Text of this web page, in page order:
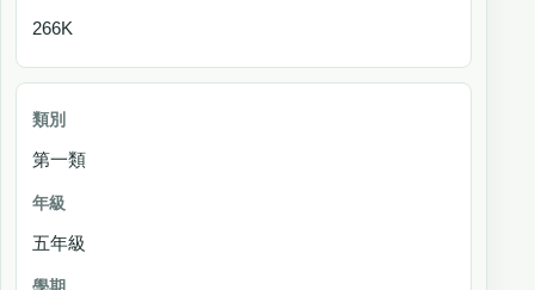
266K
第一類
五年級